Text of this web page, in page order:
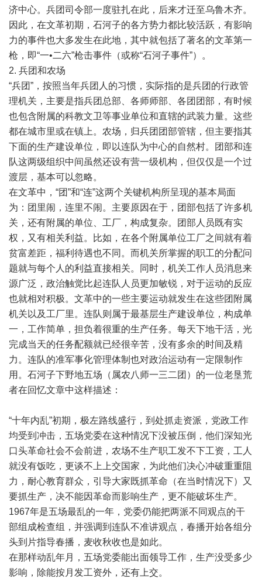
济中心。兵团司令部一度驻扎在此，后来才迁至乌鲁木齐。
因此，在文革初期，石河子的各方势力都比较活跃，有影响
力的事件也大多发生在此地，其中就包括了著名的文革第一
枪，即“一•二六”枪击事件（或称“石河子事件”）。
2. 兵团和农场
“兵团”，按照当年兵团人的习惯，实际指的是兵团的行政管
理机关，主要是指兵团总部、各师师部、各团团部，有时候
也包含附属的科教文卫等事业单位和直辖的武装力量。这些
都在城市里或在镇上。农场，归兵团团部管辖，但主要指其
下面的生产建设单位，即以连队为中心的自然村。团部和连
队这两级组织中间虽然还设有营一级机构，但仅仅是一个过
渡层，基本可以忽略。
在文革中，“团”和“连”这两个关键机构所呈现的基本局面
为：团里闹，连里不闹。主要原因在于，团部包括了许多机
关，还有附属的单位、工厂，构成复杂。团部人员既有实
权，又有相关利益。比如，在各个附属单位工厂之间就有着
贫富差距，福利待遇也不同。而机关所掌握的职工的分配问
题就与每个人的利益直接相关。同时，机关工作人员消息来
源广泛，政治触觉比起连队人员更加敏锐，对于运动的反应
也就相对积极。文革中的一些主要运动就发生在这些团附属
机关以及工厂里。连队则属于最基层生产建设单位，构成单
一，工作简单，担负着很重的生产任务。每天下地干活，光
完成当天的任务配额就已经很辛苦，没有多余的时间及精
力。连队的准军事化管理体制也对政治运动有一定限制作
用。石河子下野地五场（属农八师一三二团）的一位老垦荒
者在回忆文章中这样描述：
“十年内乱”初期，极左路线盛行，到处抓走资派，党政工作
均受到冲击，五场党委在这种情况下没被压倒，他们深知光
口头革命社会不会前进，农场不生产职工发不下工资，工人
就没有饭吃，更谈不上上交国家，为此他们决心冲破重重阻
力，耐心教育群众，引导大家既抓革命（在当时情况下）又
要抓生产，决不能因革命而影响生产，更不能破坏生产。
1967年是五场最乱的一年，党委仍能把两派不同观点的干
部组成检查组，并强调到连队不准讲观点，春播开始各组分
头到片指导春播，麦收秋收也是如此。
在那样动乱年月，五场党委能出面领导工作，生产没受多少
影响，除能按月发工资外，还有上交。